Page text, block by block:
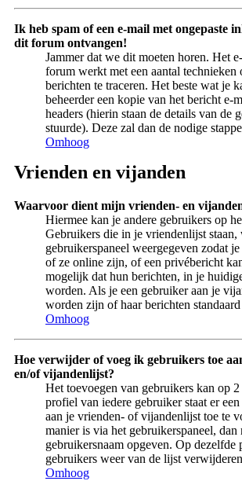
Ik heb spam of een e-mail met ongepaste
dit forum ontvangen!
Jammer dat we dit moeten horen. Het
forum werkt met een aantal technieken
berichten te traceren. Het beste wat je
beheerder een kopie van het bericht e-
headers (hierin staan de details van de
stuurde). Deze zal dan de nodige
Omhoog
Vrienden en vijanden
Waarvoor dient mijn vrienden- en
Hiermee kan je andere gebruikers op
Gebruikers die in je vriendenlijst staan,
gebruikerspaneel weergegeven zodat
of ze online zijn, of een privébericht
mogelijk dat hun berichten, in je
worden. Als je een gebruiker aan je
worden zijn of haar berichten
Omhoog
Hoe verwijder of voeg ik gebruikers toe
en/of vijandenlijst?
Het toevoegen van gebruikers kan op
profiel van iedere gebruiker staat er
aan je vrienden- of vijandenlijst toe te
manier is via het gebruikerspaneel, dan
gebruikersnaam opgeven. Op dezelfde
gebruikers weer van de lijst
Omhoog